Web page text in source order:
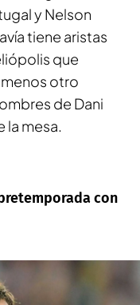
y Nelson
tiene aristas
que
otro
de Dani
la mesa.
con